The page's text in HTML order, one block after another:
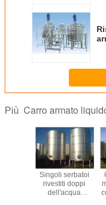
Più Carro armato
Singoli serbatoi
rivestiti doppi
dell'acqua